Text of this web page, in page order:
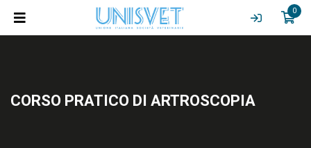
CORSO PRATICO DI ARTROSCOPIA
0